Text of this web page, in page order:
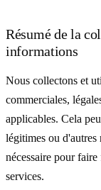
Résumé de la
informations
Nous collectons et
commerciales,
applicables. Cela
légitimes ou d'autres
nécessaire pour
services.